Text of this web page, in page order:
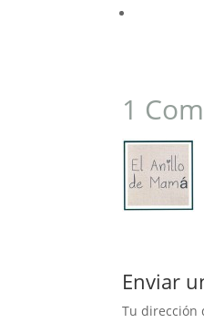
1
Enviar
Tu dirección